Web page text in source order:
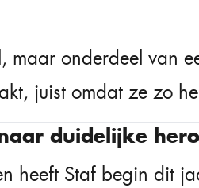
maar onderdeel van
juist omdat ze zo
duidelijke
heeft Staf begin dit